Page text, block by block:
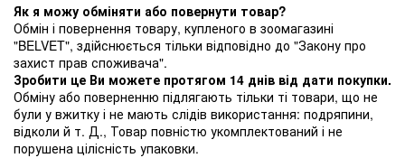
Як я можу обміняти або повернути товар?
Обмін і повернення товару, купленого в зоомагазині
"BELVET", здійснюється тільки відповідно до "Закону про
захист прав споживача".
Зробити це Ви можете протягом 14 днів від дати покупки.
Обміну або поверненню підлягають тільки ті товари, що не
були у вжитку і не мають слідів використання: подряпини,
відколи й т. Д., Товар повністю укомплектований і не
порушена цілісність упаковки.